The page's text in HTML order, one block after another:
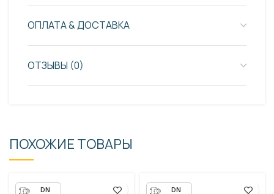
ОПЛАТА & ДОСТАВКА
ОТЗЫВЫ (0)
ПОХОЖИЕ ТОВАРЫ